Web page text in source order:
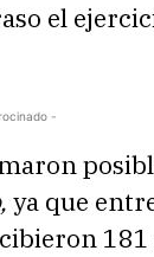
el
-
ya que